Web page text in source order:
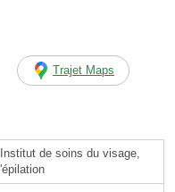
Trajet Maps
de soins du visage,